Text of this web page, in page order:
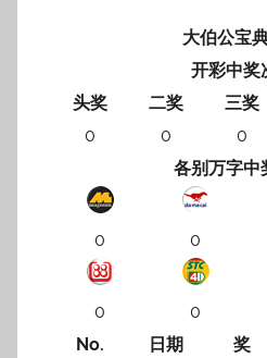
大伯公宝
开彩中奖
头奖
二奖 三奖
0
0 0
各别万字中
0 0
0 0
No.
日期 奖